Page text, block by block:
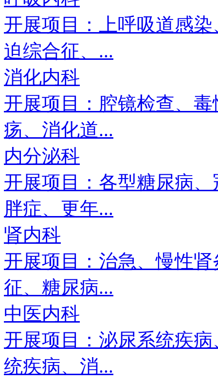
开展项目：上呼吸道感
迫综合征、...
消化内科
开展项目：腔镜检查、
疡、消化道...
内分泌科
开展项目：各型糖尿病
胖症、更年...
肾内科
开展项目：治急、慢性
征、糖尿病...
中医内科
开展项目：泌尿系统疾
统疾病、消...